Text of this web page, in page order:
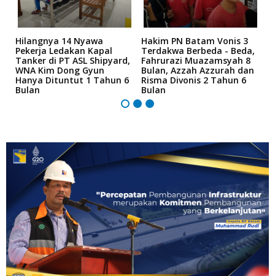
Hilangnya 14 Nyawa
Pekerja Ledakan Kapal
Tanker di PT ASL Shipyard,
WNA Kim Dong Gyun
Hanya Dituntut 1 Tahun 6
Bulan
Hakim PN Batam Vonis 3
Terdakwa Berbeda - Beda,
Fahrurazi Muazamsyah 8
Bulan, Azzah Azzurah dan
Risma Divonis 2 Tahun 6
Bulan